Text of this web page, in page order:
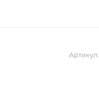
Артикул: